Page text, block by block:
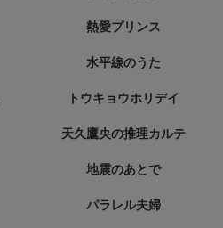
熱愛プリンス
水平線のうた
トウキョウホリデイ
天久鷹央の推理カルテ
地震のあとで
パラレル夫婦